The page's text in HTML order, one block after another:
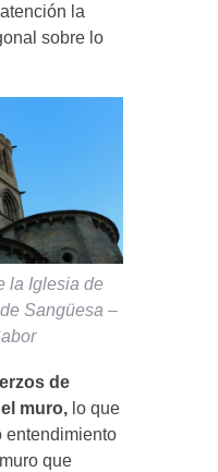
la
sobre lo
la Iglesia de
Sangüesa –
de
muro,lo que
entendimiento
que